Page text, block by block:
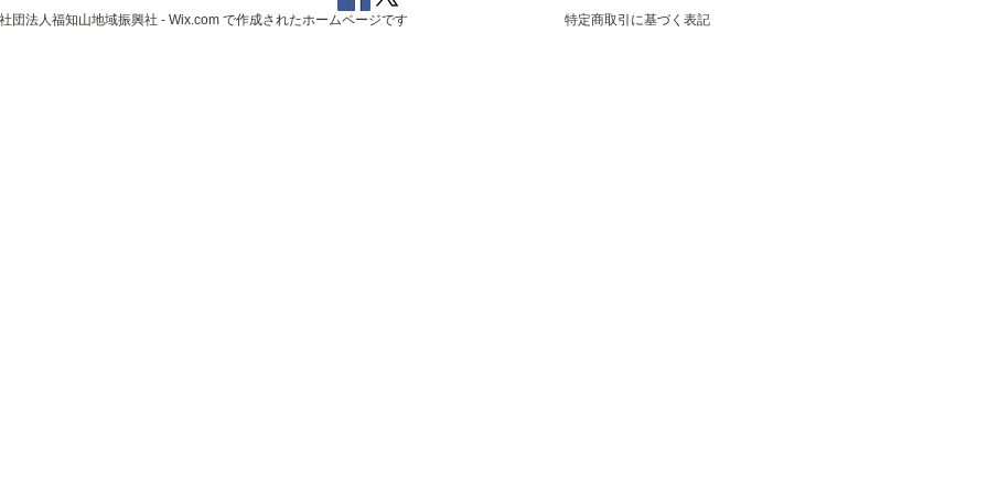
団法人福知山地域振興社 - Wix.com で作成されたホームページです 特定商取引に基づく表記